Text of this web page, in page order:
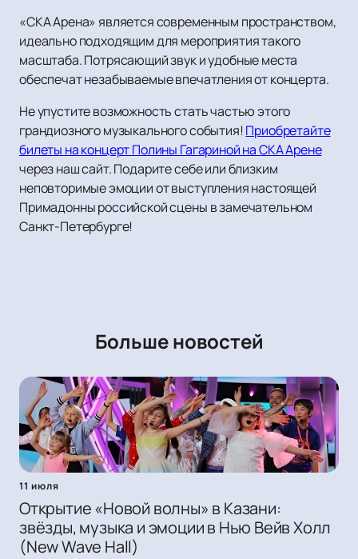
«СКА Арена» является современным пространством,
идеально подходящим для мероприятия такого
масштаба. Потрясающий звук и удобные места
обеспечат незабываемые впечатления от концерта.
Не упустите возможность стать частью этого
грандиозного музыкального события! Приобретайте
билеты на концерт Полины Гагариной на СКА Арене
через наш сайт. Подарите себе или близким
неповторимые эмоции от выступления настоящей
Примадонны российской сцены в замечательном
Санкт-Петербурге!
Больше новостей
11 июля
Открытие «Новой волны» в Казани:
звёзды, музыка и эмоции в Нью Вейв Холл
(New Wave Hall)